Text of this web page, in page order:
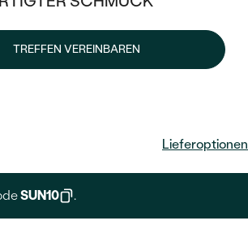
DIAMANTEN
HILFT
TREFFEN VEREINBAREN
Lieferoptionen
SUN10 .